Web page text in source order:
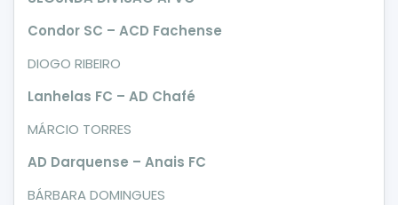
Condor SC – ACD Fachense
DIOGO RIBEIRO
Lanhelas FC – AD Chafé
MÁRCIO TORRES
AD Darquense – Anais FC
BÁRBARA DOMINGUES